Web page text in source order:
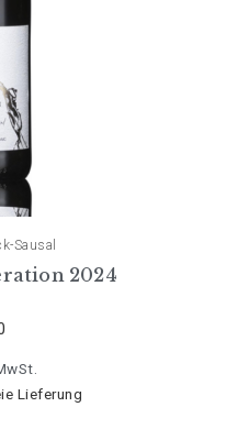
Sausal
2024
Lieferung